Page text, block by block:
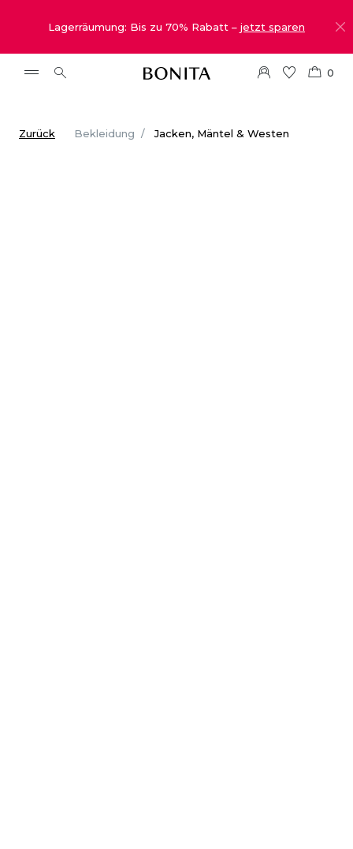
Lagerräumung: Bis zu 70% Rabatt – jetzt sparen
0
Zurück Bekleidung Jacken, Mäntel & Westen